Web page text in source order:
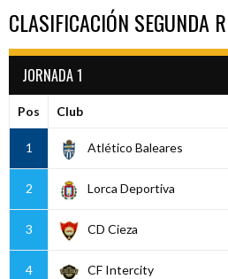
CLASIFICACIÓN SEGUNDA
JORNADA 1
Pos Club
1 Atlético Baleares
2 Lorca Deportiva
3 CD Cieza
4 CF Intercity